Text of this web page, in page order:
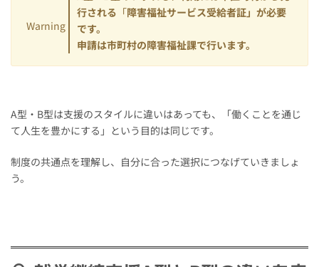
Warning
行される 「障害福祉サービス受給者証」が必要
です。
申請は市町村の障害福祉課で行います。
A型・B型は支援のスタイルに違いはあっても、「働くことを通じ
て人生を豊かにする」という目的は同じです。
制度の共通点を理解し、自分に合った選択につなげていきましょ
う。